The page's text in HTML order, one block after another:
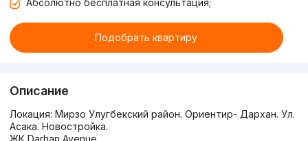
Абсолютно бесплатная консультация;
Подобрать квартиру
Описание
Локация: Мирзо Улугбекский район. Ориентир- Дархан. Ул.
Асака. Новостройка.
ЖК Darhan Avenue